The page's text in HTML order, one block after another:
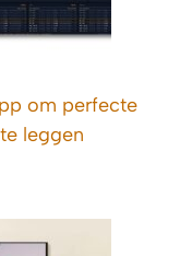
om perfecte
leggen